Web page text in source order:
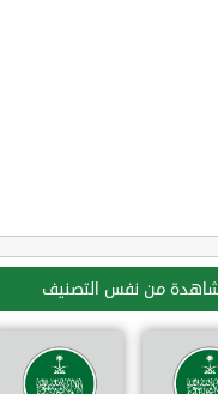
من نفس التصنيف